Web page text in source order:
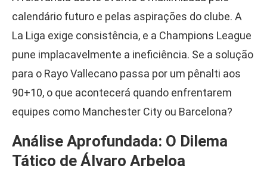
calendário futuro e pelas aspirações do clube. A
La Liga exige consistência, e a Champions League
pune implacavelmente a ineficiência. Se a solução
para o Rayo Vallecano passa por um pênalti aos
90+10, o que acontecerá quando enfrentarem
equipes como Manchester City ou Barcelona?
Análise Aprofundada: O Dilema
Tático de Álvaro Arbeloa